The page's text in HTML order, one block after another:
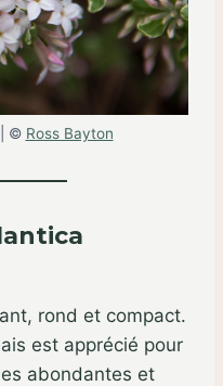
| © Ross Bayton
rond et compact.
est apprécié pour
abondantes et